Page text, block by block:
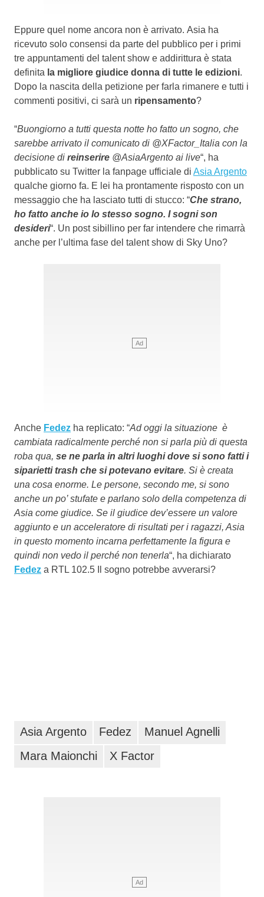
Eppure quel nome ancora non è arrivato. Asia ha
ricevuto solo consensi da parte del pubblico per i primi
tre appuntamenti del talent show e addirittura è stata
definita la migliore giudice donna di tutte le edizioni.
Dopo la nascita della petizione per farla rimanere e tutti i
commenti positivi, ci sarà un ripensamento?
“Buongiorno a tutti questa notte ho fatto un sogno, che
sarebbe arrivato il comunicato di @XFactor_Italia con la
decisione di reinserire @AsiaArgento ai live“, ha
pubblicato su Twitter la fanpage ufficiale di Asia Argento
qualche giorno fa. E lei ha prontamente risposto con un
messaggio che ha lasciato tutti di stucco: “Che strano,
ho fatto anche io lo stesso sogno. I sogni son
desideri“. Un post sibillino per far intendere che rimarrà
anche per l’ultima fase del talent show di Sky Uno?
Anche Fedez ha replicato: “Ad oggi la situazione è
cambiata radicalmente perché non si parla più di questa
roba qua, se ne parla in altri luoghi dove si sono fatti i
siparietti trash che si potevano evitare. Si è creata
una cosa enorme. Le persone, secondo me, si sono
anche un po’ stufate e parlano solo della competenza di
Asia come giudice. Se il giudice dev’essere un valore
aggiunto e un acceleratore di risultati per i ragazzi, Asia
in questo momento incarna perfettamente la figura e
quindi non vedo il perché non tenerla“, ha dichiarato
Fedez a RTL 102.5 Il sogno potrebbe avverarsi?
Asia Argento Fedez
Manuel Agnelli
Mara Maionchi
X Factor